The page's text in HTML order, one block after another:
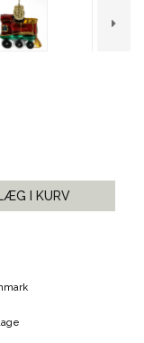
I KURV